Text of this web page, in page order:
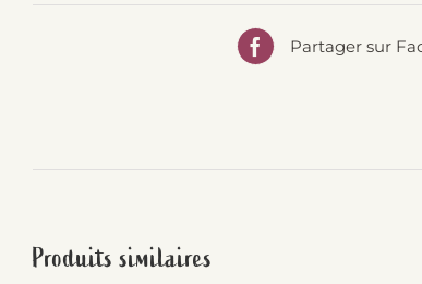
Partager sur
Produits similaires